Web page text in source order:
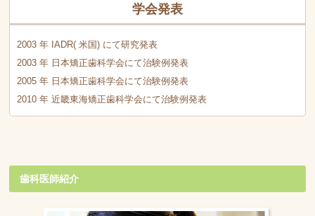
学会発表
2003 年 IADR( 米国) にて研究発表
2003 年 日本矯正歯科学会にて治験例発表
2005 年 日本矯正歯科学会にて治験例発表
2010 年 近畿東海矯正歯科学会にて治験例発表
歯科医師紹介